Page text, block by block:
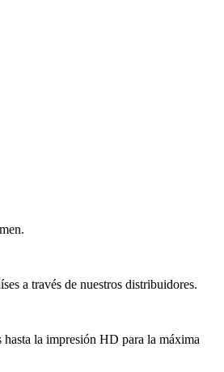
a través de nuestros distribuidores.
la impresión HD para la máxima